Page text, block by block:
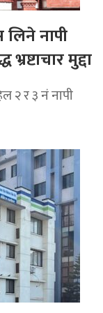
लिने नापी
मुद्दा
२ र ३ नं नापी